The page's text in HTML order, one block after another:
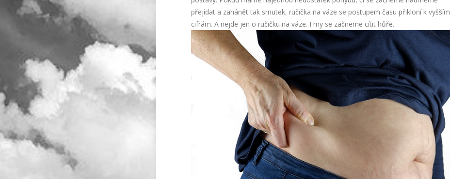
přejídat a zahánět tak smutek, ručička na váze se postupem času přikloní k vyšším
cifrám. A nejde jen o ručičku na váze. I my se začneme cítit hůře.